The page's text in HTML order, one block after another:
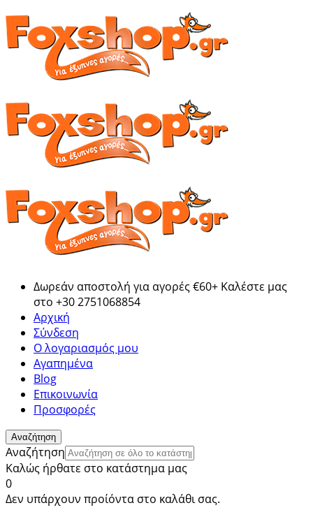
Δωρεάν αποστολή για αγορές €60+ Καλέστε μας
στο +30 2751068854
Αρχική
Σύνδεση
Ο λογαριασμός μου
Αγαπημένα
Blog
Επικοινωνία
Προσφορές
Αναζήτηση
Αναζήτηση
Καλώς ήρθατε στο κατάστημα μας
0
Δεν υπάρχουν προίόντα στο καλάθι σας.